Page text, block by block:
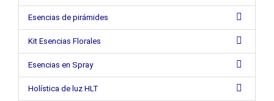
Esencias de pirámides
Kit Esencias Florales
Esencias en Spray
Holística de luz HLT